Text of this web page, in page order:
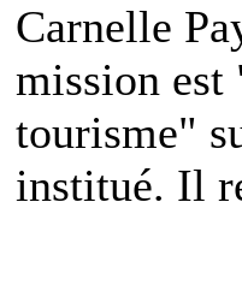
Carnelle
mission
tourisme"
institué. Il